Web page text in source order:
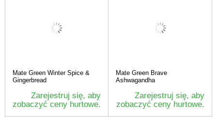
Mate Green Winter Spice &
Gingerbread
Zarejestruj się, aby
zobaczyć ceny hurtowe.
Mate Green Brave
Ashwagandha
Zarejestruj się, aby
zobaczyć ceny hurtowe.